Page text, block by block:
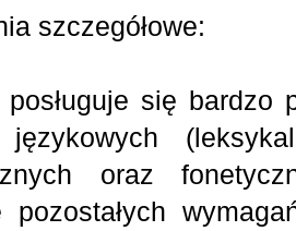
szczegółowe:
się bardzo
oraz
pozostałych